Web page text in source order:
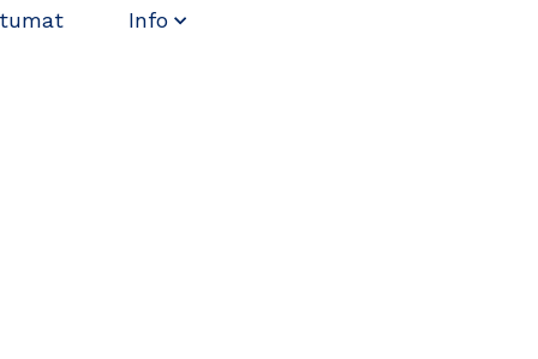
Info